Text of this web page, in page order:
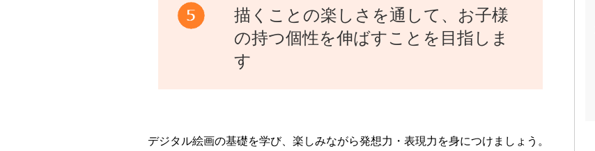
描くことの楽しさを通して、お子様
の持つ個性を伸ばすことを目指しま
す
デジタル絵画の基礎を学び、楽しみながら発想力・表現力を身につけましょう。